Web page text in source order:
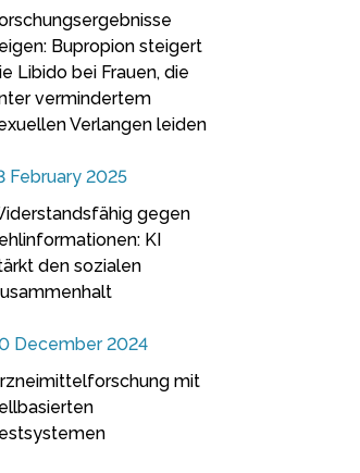
Bupropion steigert
Libido bei Frauen, die
vermindertem
Verlangen leiden
February 2025
gegen
KI
den sozialen
December 2024
mit